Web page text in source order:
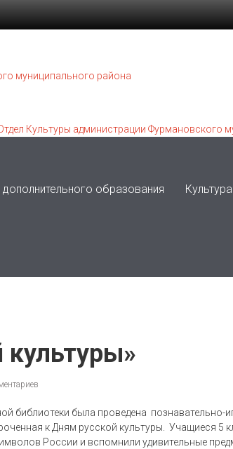
образования
библиотеки была проведена познавательно-
к Дням русской культуры. Учащиеся 5
России и вспомнили удивительные